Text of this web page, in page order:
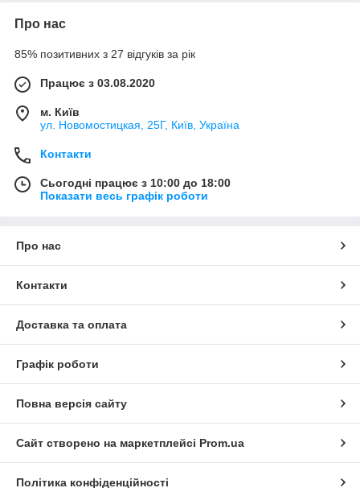
Про нас
85% позитивних з 27 відгуків за рік
Працює з 03.08.2020
м. Київ
ул. Новомостицкая, 25Г, Київ, Україна
Контакти
Сьогодні працює з 10:00 до 18:00
Показати весь графік роботи
Про нас
Контакти
Доставка та оплата
Графік роботи
Повна версія сайту
Сайт створено на маркетплейсі Prom.ua
Політика конфіденційності